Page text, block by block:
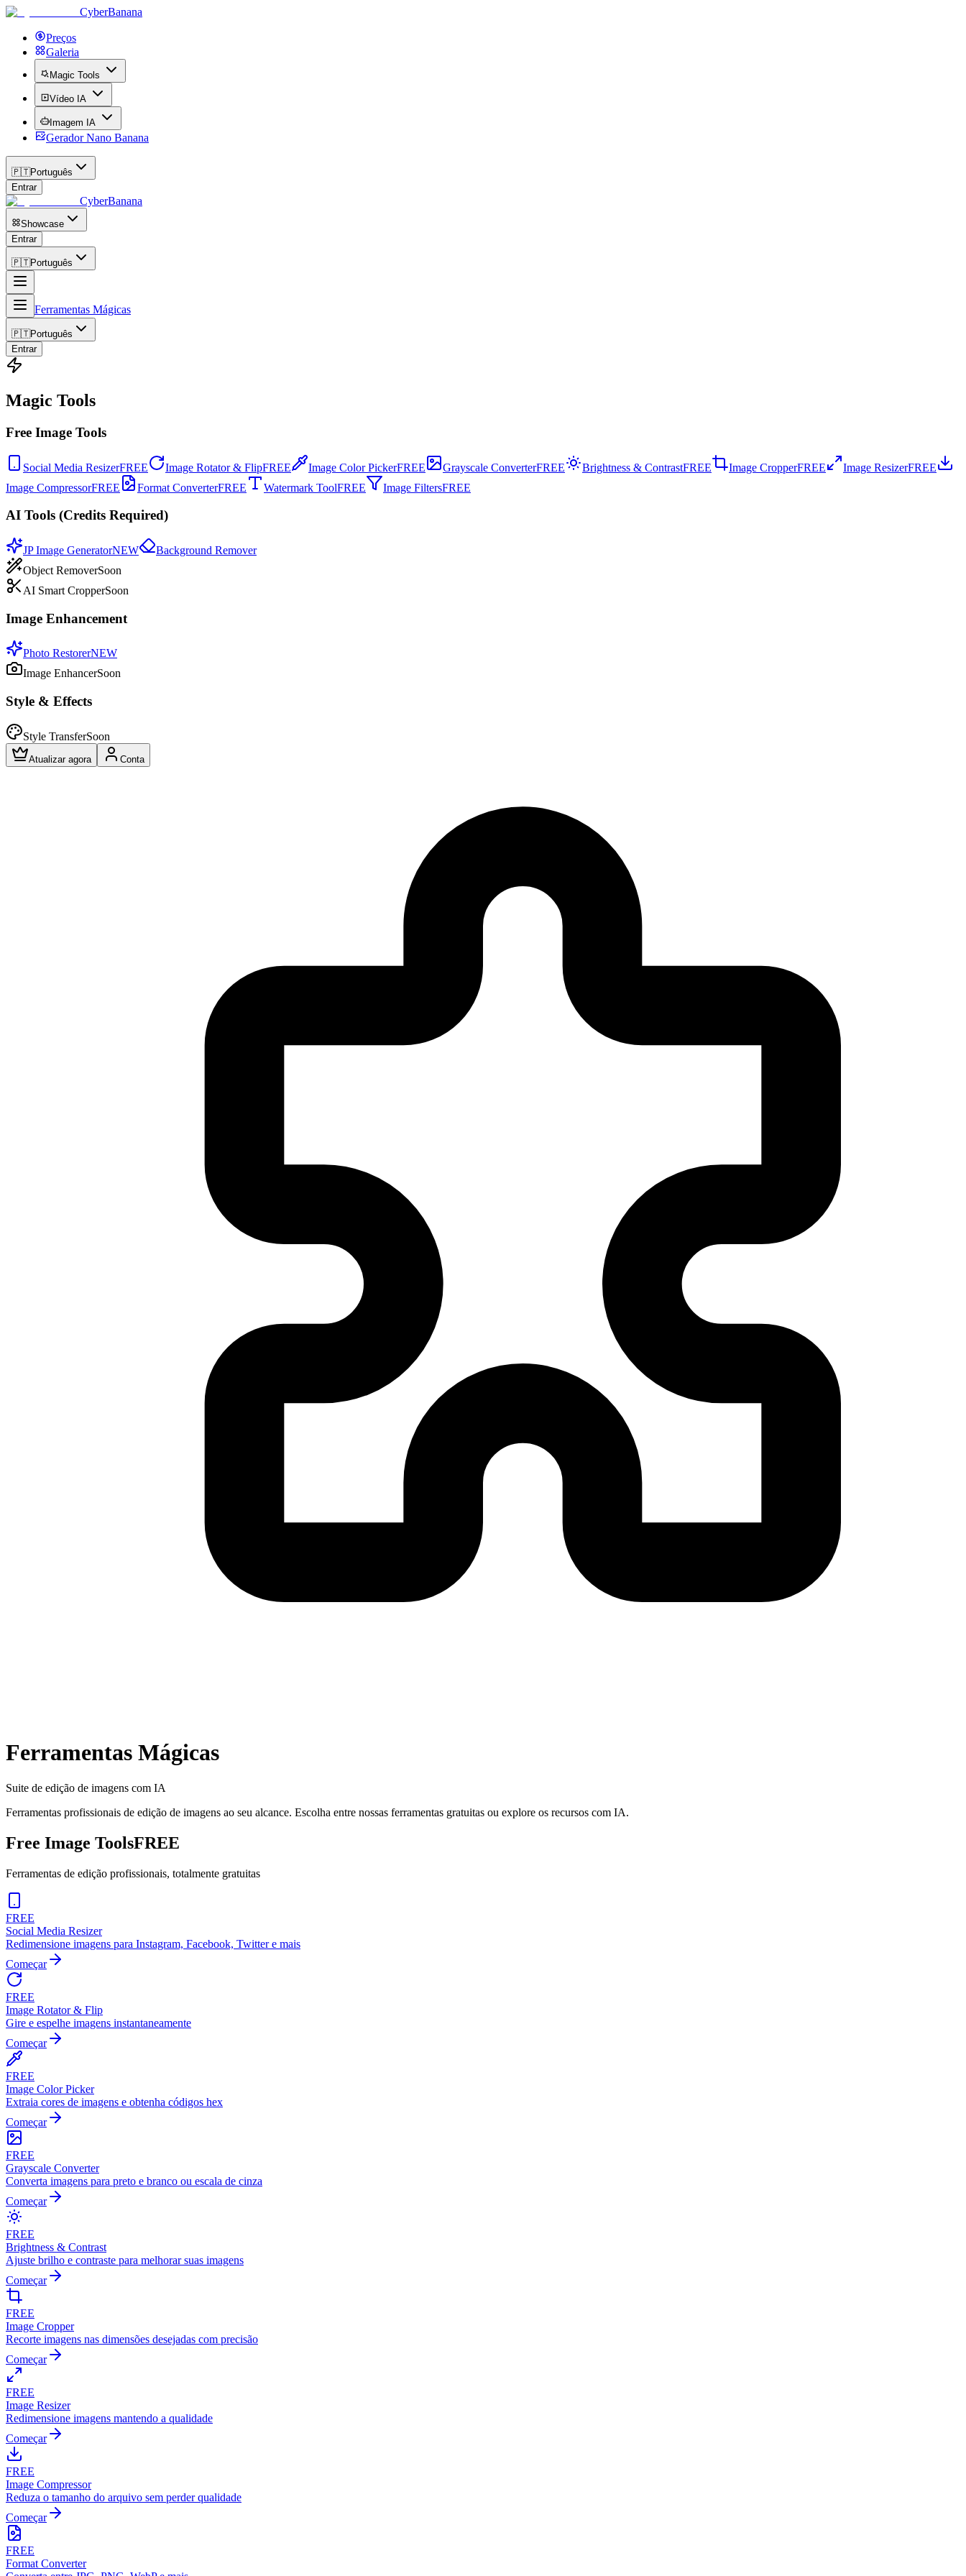
CyberBanana
Preços
Galeria
Magic Tools
Vídeo IA
Imagem IA
Gerador Nano Banana
🇵🇹Português
Entrar
CyberBanana
Showcase
Entrar
🇵🇹Português
Ferramentas Mágicas
🇵🇹Português
Entrar
Magic Tools
Free Image Tools
Social Media ResizerFREE Image Rotator & FlipFREE Image Color PickerFREE Grayscale ConverterFREE Brightness & ContrastFREE Image CropperFREE Image ResizerFREE
Image CompressorFREE Format ConverterFREE Watermark ToolFREE Image FiltersFREE
AI Tools (Credits Required)
JP Image GeneratorNEW
Background Remover
Object RemoverSoon
AI Smart CropperSoon
Image Enhancement
Photo RestorerNEW
Image EnhancerSoon
Style & Effects
Style TransferSoon
Atualizar agora Conta
Ferramentas Mágicas
Suite de edição de imagens com IA
Ferramentas profissionais de edição de imagens ao seu alcance. Escolha entre nossas ferramentas gratuitas ou explore os recursos com IA.
Free Image ToolsFREE
Ferramentas de edição profissionais, totalmente gratuitas
FREE
Social Media Resizer
Redimensione imagens para Instagram, Facebook, Twitter e mais
Começar
FREE
Image Rotator & Flip
Gire e espelhe imagens instantaneamente
Começar
FREE
Image Color Picker
Extraia cores de imagens e obtenha códigos hex
Começar
FREE
Grayscale Converter
Converta imagens para preto e branco ou escala de cinza
Começar
FREE
Brightness & Contrast
Ajuste brilho e contraste para melhorar suas imagens
Começar
FREE
Image Cropper
Recorte imagens nas dimensões desejadas com precisão
Começar
FREE
Image Resizer
Redimensione imagens mantendo a qualidade
Começar
FREE
Image Compressor
Reduza o tamanho do arquivo sem perder qualidade
Começar
FREE
Format Converter